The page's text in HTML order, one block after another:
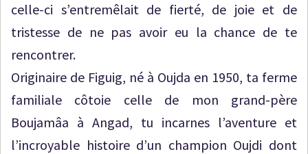
celle-ci s’entremêlait de fierté, de joie et de
tristesse de ne pas avoir eu la chance de te
rencontrer.
Originaire de Figuig, né à Oujda en 1950, ta ferme
familiale côtoie celle de mon grand-père
Boujamâa à Angad, tu incarnes l’aventure et
l’incroyable histoire d’un champion Oujdi dont